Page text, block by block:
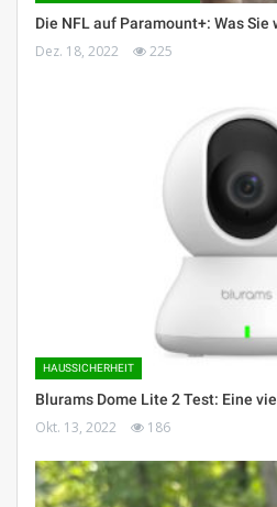
Die NFL auf Paramount+: Was Sie
Dez. 18, 2022 225
HAUSSICHERHEIT
Blurams Dome Lite 2 Test: Eine
Okt. 13, 2022 186